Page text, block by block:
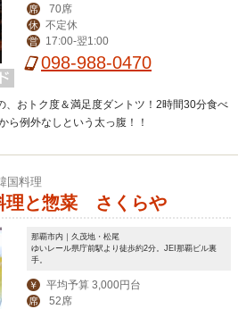
席 70席
休 不定休
営 17:00-翌1:00
098-988-0470
、おトク度＆満足度ダントツ！2時間30分食べ
ら例外なしという太っ腹！！
国料理
理と惣菜 さくらや
那覇市内｜久茂地・松尾
ゆいレール県庁前駅より徒歩約2分。JEI那覇ビル裏
手。
￥ 平均予算 3,000円台
席 52席